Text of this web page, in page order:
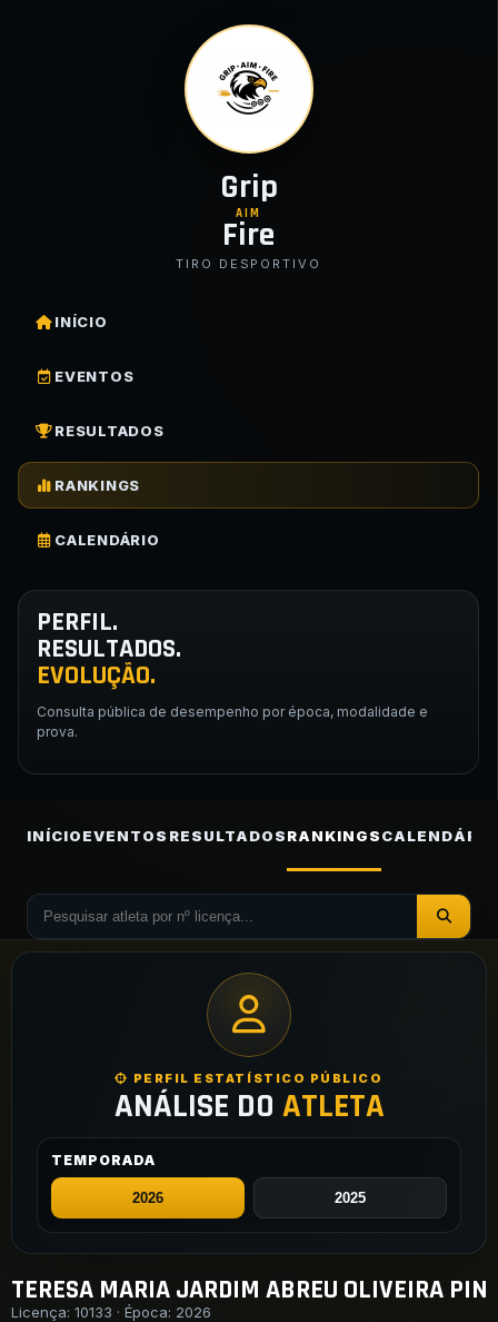
Grip
AIM
Fire
TIRO DESPORTIVO
INÍCIO
EVENTOS
RESULTADOS
RANKINGS
CALENDÁRIO
PERFIL.
RESULTADOS.
EVOLUÇÃO.
Consulta pública de desempenho por época, modalidade e
prova.
INÍCIOEVENTOS RESULTADOSRANKINGSCALENDÁRIO
PERFIL ESTATÍSTICO PÚBLICO
ANÁLISE DO ATLETA
TEMPORADA
TERESA MARIA JARDIM ABREU OLIVEIRA
Licença: 10133 · Época: 2026